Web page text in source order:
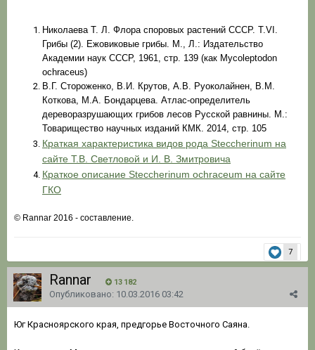
Николаева Т. Л. Флора споровых растений СССР. Т.VI.
Грибы (2). Ежовиковые грибы. М., Л.: Издательство
Академии наук СССР, 1961, стр. 139 (как Mycoleptodon
ochraceus)
В.Г. Стороженко, В.И. Крутов, А.В. Руоколайнен, В.М.
Коткова, М.А. Бондарцева. Атлас-определитель
дереворазрушающих грибов лесов Русской равнины. М.:
Товарищество научных изданий КМК. 2014, стр. 105
Краткая характеристика видов рода Steccherinum на
сайте Т.В. Светловой и И. В. Змитровича
Краткое описание Steccherinum ochraceum на сайте
ГКО
© Rannar 2016 - составление.
7
Rannar 13 182
Опубликовано: 10.03.2016 03:42
Юг Красноярского края, предгорье Восточного Саяна.